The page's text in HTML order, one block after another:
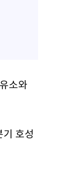
소와
호성